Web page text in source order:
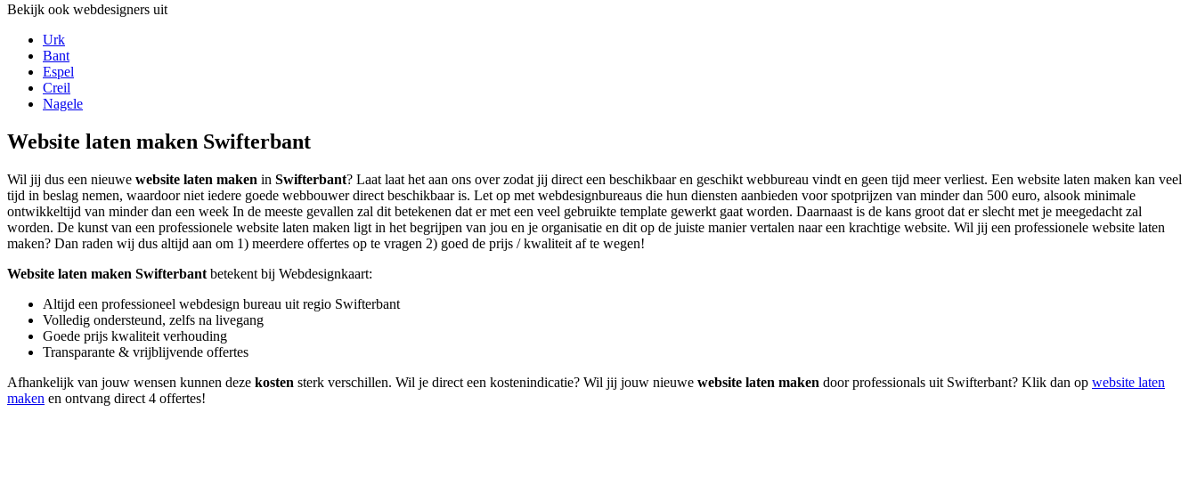
Bekijk ook webdesigners uit
Urk
Bant
Espel
Creil
Nagele
Website laten maken Swifterbant
Wil jij dus een nieuwe website laten maken in Swifterbant? Laat laat het aan ons over zodat jij direct een beschikbaar en geschikt webbureau vindt en geen tijd meer verliest. Een website laten maken kan veel
tijd in beslag nemen, waardoor niet iedere goede webbouwer direct beschikbaar is. Let op met webdesignbureaus die hun diensten aanbieden voor spotprijzen van minder dan 500 euro, alsook minimale
ontwikkeltijd van minder dan een week In de meeste gevallen zal dit betekenen dat er met een veel gebruikte template gewerkt gaat worden. Daarnaast is de kans groot dat er slecht met je meegedacht zal
worden. De kunst van een professionele website laten maken ligt in het begrijpen van jou en je organisatie en dit op de juiste manier vertalen naar een krachtige website. Wil jij een professionele website laten
maken? Dan raden wij dus altijd aan om 1) meerdere offertes op te vragen 2) goed de prijs / kwaliteit af te wegen!
Website laten maken Swifterbant betekent bij Webdesignkaart:
Altijd een professioneel webdesign bureau uit regio Swifterbant
Volledig ondersteund, zelfs na livegang
Goede prijs kwaliteit verhouding
Transparante & vrijblijvende offertes
Afhankelijk van jouw wensen kunnen deze kosten sterk verschillen. Wil je direct een kostenindicatie? Wil jij jouw nieuwe website laten maken door professionals uit Swifterbant? Klik dan op website laten
maken en ontvang direct 4 offertes!